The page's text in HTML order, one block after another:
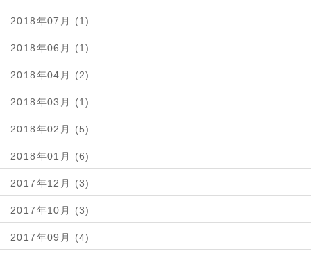
2018年07月 (1)
2018年06月 (1)
2018年04月 (2)
2018年03月 (1)
2018年02月 (5)
2018年01月 (6)
2017年12月 (3)
2017年10月 (3)
2017年09月 (4)